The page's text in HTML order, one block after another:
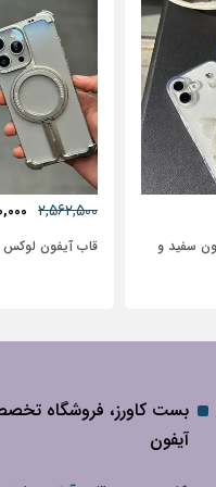
631,250
بست کاورز، فروشگاه
آیفون